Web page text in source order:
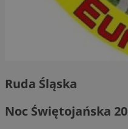
Ruda Śląska
Noc Świętojańska